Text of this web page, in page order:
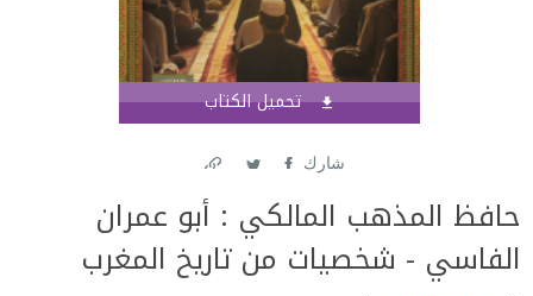
تحميل الكتاب
شارك
حافظ المذهب المالكي : أبو عمران
الفاسي - شخصيات من تاريخ المغرب